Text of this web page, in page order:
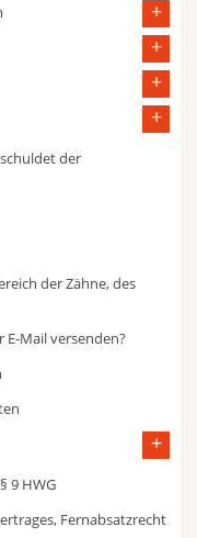
der
der Zähne, des
Mail versenden?
9 HWG
Fernabsatzrecht